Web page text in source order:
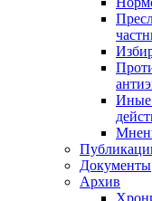
Иные
Документы
Архив